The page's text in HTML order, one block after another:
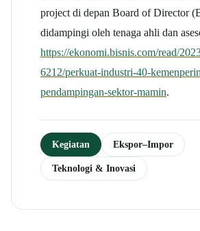
project di depan Board of Director
didampingi oleh tenaga ahli dan
https://ekonomi.bisnis.com/read/
6212/perkuat-industri-40-
pendampingan-sektor-mamin.
Kegiatan Ekspor–Impor
Teknologi & Inovasi